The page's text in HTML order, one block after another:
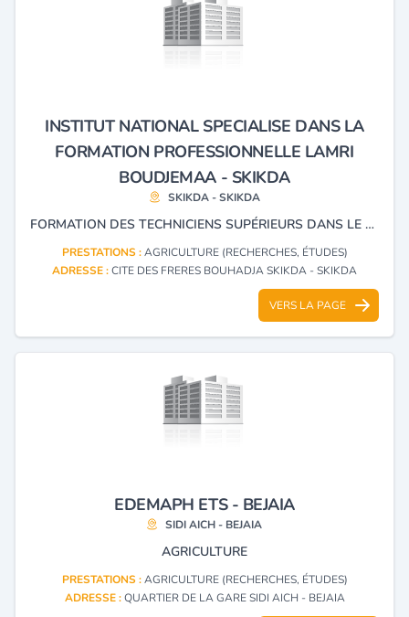
INSTITUT NATIONAL SPECIALISE DANS LA
FORMATION PROFESSIONNELLE LAMRI
BOUDJEMAA - SKIKDA
SKIKDA - SKIKDA
FORMATION DES TECHNICIENS SUPÉRIEURS DANS LE MÉTIER AGRICULTURE ANIMAL ET VÉGÉTAL ENVIRONNEMENT INDUSTRIE AGROALIMENTAIRE
PRESTATIONS :AGRICULTURE (RECHERCHES, ÉTUDES)
ADRESSE :CITE DES FRERES BOUHADJA SKIKDA - SKIKDA
VERS LA PAGE
EDEMAPH ETS - BEJAIA
SIDI AICH - BEJAIA
AGRICULTURE
PRESTATIONS :AGRICULTURE (RECHERCHES, ÉTUDES)
ADRESSE :QUARTIER DE LA GARE SIDI AICH - BEJAIA